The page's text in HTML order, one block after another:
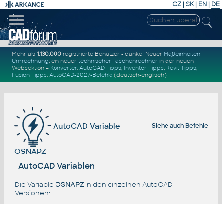
CZ | SK| EN | DE
Mehr als1.130.000 registrierte Benutzer - danke! Neuer Maßeinheiten
Umrechnung, ein neuertechnischer Taschenrechner in der neuen
Websektion – Konverter.AutoCAD Tipps, Inventor Tipps, Revit Tipps,
Fusion Tipps.AutoCAD-2027-Befehle (deutsch-englisch).
Siehe auchBefehle
AutoCAD Variable
OSNAPZ
AutoCAD Variablen
Die Variable OSNAPZin den einzelnen AutoCAD-
Versionen: